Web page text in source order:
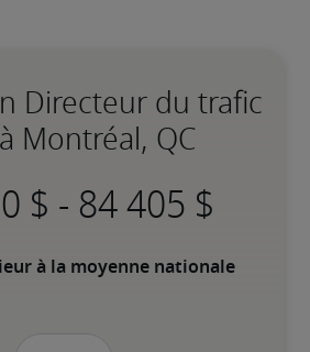
Directeur du trafic
Montréal, QC
-
à la moyenne nationale